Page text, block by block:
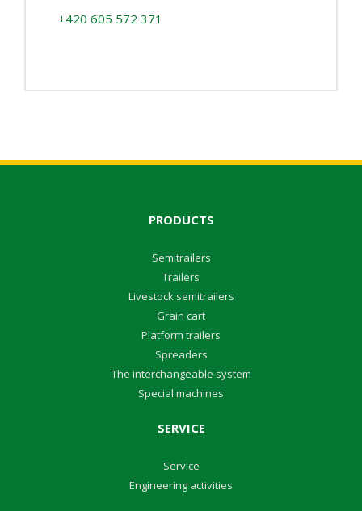
+420 605 572 371
PRODUCTS
Semitrailers
Trailers
Livestock semitrailers
Grain cart
Platform trailers
Spreaders
The interchangeable system
Special machines
SERVICE
Service
Engineering activities